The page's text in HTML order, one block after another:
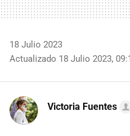
18 Julio 2023
Actualizado 18 Julio 2023,
Victoria Fuentes